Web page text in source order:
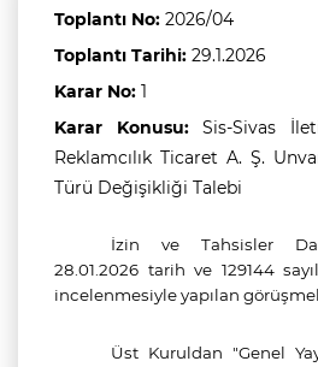
Toplantı No: 2026/04
Toplantı Tarihi: 29.1.2026
Karar No: 1
Karar Konusu:Sis-Sivas
Reklamcılık Ticaret A. Ş.
Türü Değişikliği Talebi
İzin ve Tahsisler
28.01.2026 tarih ve 129144
incelenmesiyle yapılan
Üst Kuruldan "Genel